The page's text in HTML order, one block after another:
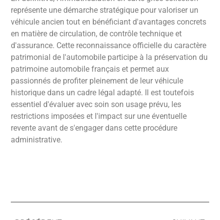
représente une démarche stratégique pour valoriser un
véhicule ancien tout en bénéficiant d'avantages concrets
en matière de circulation, de contrôle technique et
d'assurance. Cette reconnaissance officielle du caractère
patrimonial de l'automobile participe à la préservation du
patrimoine automobile français et permet aux
passionnés de profiter pleinement de leur véhicule
historique dans un cadre légal adapté. Il est toutefois
essentiel d'évaluer avec soin son usage prévu, les
restrictions imposées et l'impact sur une éventuelle
revente avant de s'engager dans cette procédure
administrative.